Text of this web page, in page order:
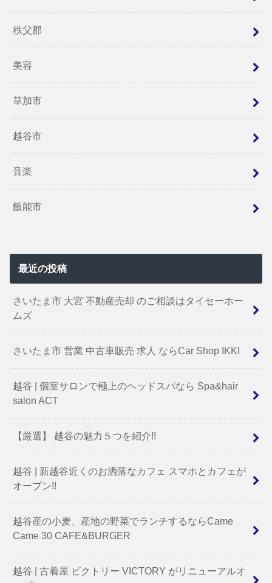
秩父郡
美容
草加市
越谷市
音楽
飯能市
最近の投稿
さいたま市 大宮 不動産売却 のご相談はタイセーホー
ムズ
さいたま市 営業 中古車販売 求人 ならCar Shop IKKI
越谷 | 個室サロンで極上のヘッドスパなら Spa&hair
salon ACT
【厳選】 越谷の魅力５つを紹介!!
越谷 | 新越谷近くのお洒落なカフェ スマホとカフェが
オープン!!
越谷産の小麦、産地の野菜でランチするならCame
Came 30 CAFE&BURGER
越谷 | 古着屋 ビクトリー VICTORY がリニューアルオ